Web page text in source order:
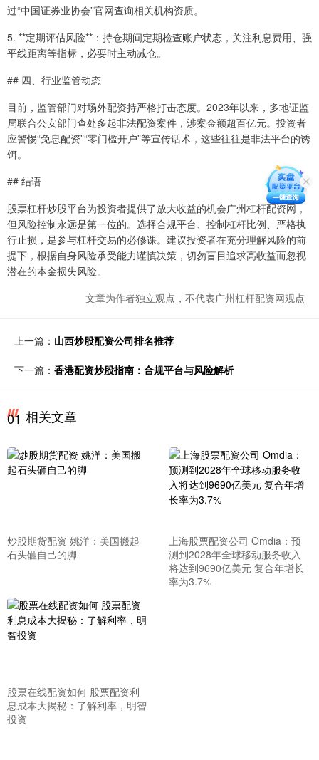
过“中国证券业协会”官网查询相关机构资质。
5. **定期评估风险**：持仓期间定期检查账户状态，关注利息费用、强
平线距离等指标，必要时主动减仓。
## 四、行业监管动态
目前，监管部门对场外配资持严格打击态度。2023年以来，多地证监
局联合公安部门查处多起非法配资案件，涉案金额超百亿元。投资者
应警惕“免息配资”“零门槛开户”等宣传话术，这些往往是非法平台的诱
饵。
## 结语
股票杠杆炒股平台为投资者提供了放大收益的机会广州杠杆配资网，
但风险控制永远是第一位的。选择合规平台、控制杠杆比例、严格执
行止损，是参与杠杆交易的必修课。建议投资者在充分理解风险的前
提下，根据自身风险承受能力谨慎决策，切勿盲目追求高收益而忽视
潜在的本金损失风险。
文章为作者独立观点，不代表广州杠杆配资网观点
上一篇： 山西炒股配资公司排名推荐
下一篇： 香港配资炒股指南：合规平台与风险解析
01 相关文章
炒股期货配资 姚洋：美国搬起
石头砸自己的脚
上海股票配资公司 Omdia：预
测到2028年全球移动服务收入
将达到9690亿美元 复合年增长
率为3.7%
股票在线配资如何 股票配资利
息成本大揭秘：了解利率，明智
投资